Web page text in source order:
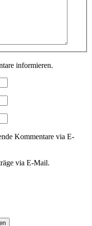
informieren.
Kommentare via E-
via E-Mail.